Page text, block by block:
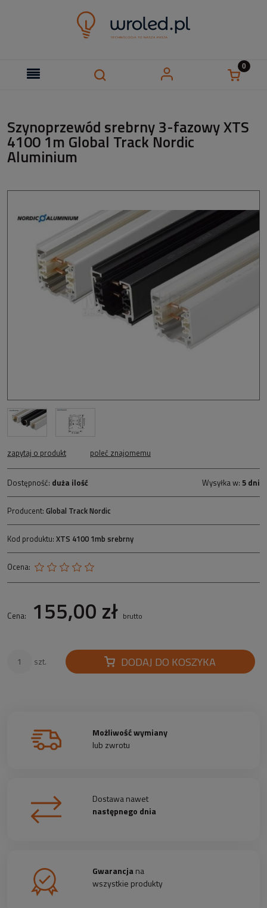
Szynoprzewód srebrny 3-fazowy XTS
4100 1m Global Track Nordic
Aluminium
zapytaj o produkt poleć znajomemu
Dostępność: duża ilość Wysyłka w: 5 dni
Producent: Global Track Nordic
Kod produktu: XTS 4100 1mb srebrny
Ocena:
Cena: 155,00 zł brutto
szt. DODAJ DO KOSZYKA
Możliwość wymiany
lub zwrotu
Dostawa nawet
następnego dnia
Gwarancjana
wszystkie produkty